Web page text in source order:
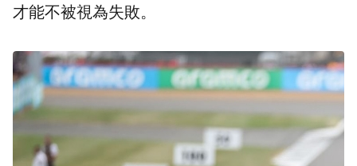
才能不被視為失敗。